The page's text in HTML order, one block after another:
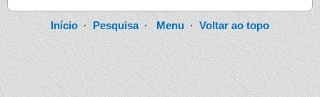
Início· Pesquisa·Menu · Voltar ao topo